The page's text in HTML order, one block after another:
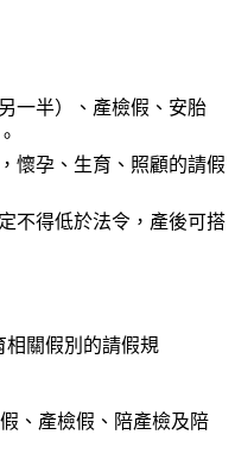
一半）、產檢假、安胎
，懷孕、生育、照顧的請假
不得低於法令，產後可搭
相關假別的請假規
、產檢假、陪產檢及陪